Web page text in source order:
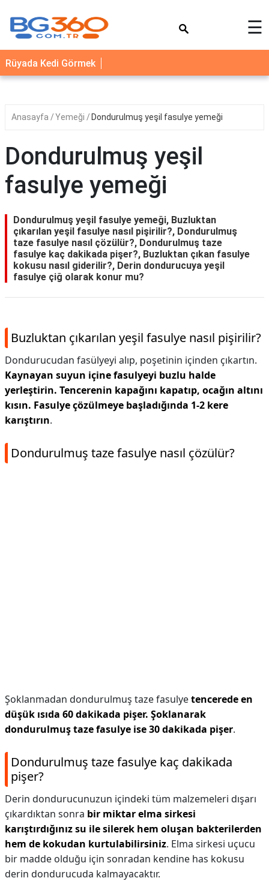
YEMEK
TARİFLERİ
SAĞLIK
İLETİŞİM
☰
Rüyada Kedi Görmek
Anasayfa Yemeği Dondurulmuş yeşil fasulye yemeği
Dondurulmuş yeşil
fasulye yemeği
Dondurulmuş yeşil fasulye yemeği, Buzluktan
çıkarılan yeşil fasulye nasıl pişirilir?, Dondurulmuş
taze fasulye nasıl çözülür?, Dondurulmuş taze
fasulye kaç dakikada pişer?, Buzluktan çıkan fasulye
kokusu nasıl giderilir?, Derin dondurucuya yeşil
fasulye çiğ olarak konur mu?
Buzluktan çıkarılan yeşil fasulye nasıl pişirilir?
Dondurucudan fasülyeyi alıp, poşetinin içinden çıkartın.
Kaynayan suyun içine fasulyeyi buzlu halde
yerleştirin. Tencerenin kapağını kapatıp, ocağın altını
kısın. Fasulye çözülmeye başladığında 1-2 kere
karıştırın.
Dondurulmuş taze fasulye nasıl çözülür?
Şoklanmadan dondurulmuş taze fasulyetencerede en
düşük ısıda 60 dakikada pişer. Şoklanarak
dondurulmuş taze fasulye ise 30 dakikada pişer.
Dondurulmuş taze fasulye kaç dakikada
pişer?
Derin dondurucunuzun içindeki tüm malzemeleri dışarı
çıkardıktan sonra bir miktar elma sirkesi
karıştırdığınız su ile silerek hem oluşan bakterilerden
hem de kokudan kurtulabilirsiniz. Elma sirkesi uçucu
bir madde olduğu için sonradan kendine has kokusu
derin dondurucuda kalmayacaktır.